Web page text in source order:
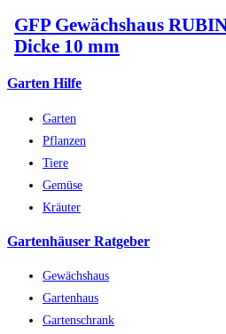
GFP Gewächshaus
Dicke 10 mm
Garten Hilfe
Garten
Pflanzen
Tiere
Gemüse
Kräuter
Gartenhäuser Ratgeber
Gewächshaus
Gartenhaus
Gartenschrank